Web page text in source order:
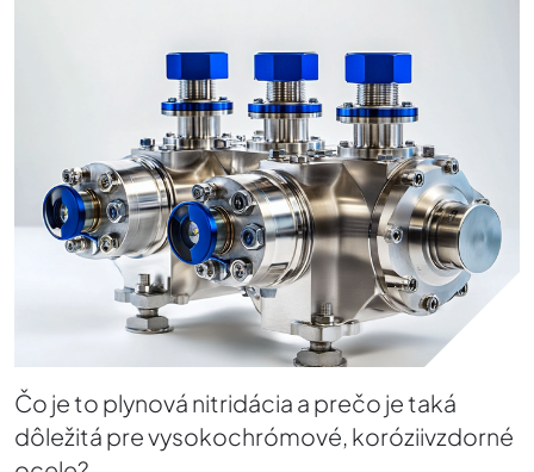
Čo je to plynová nitridácia a prečo je taká
dôležitá pre vysokochrómové, koróziivzdorné